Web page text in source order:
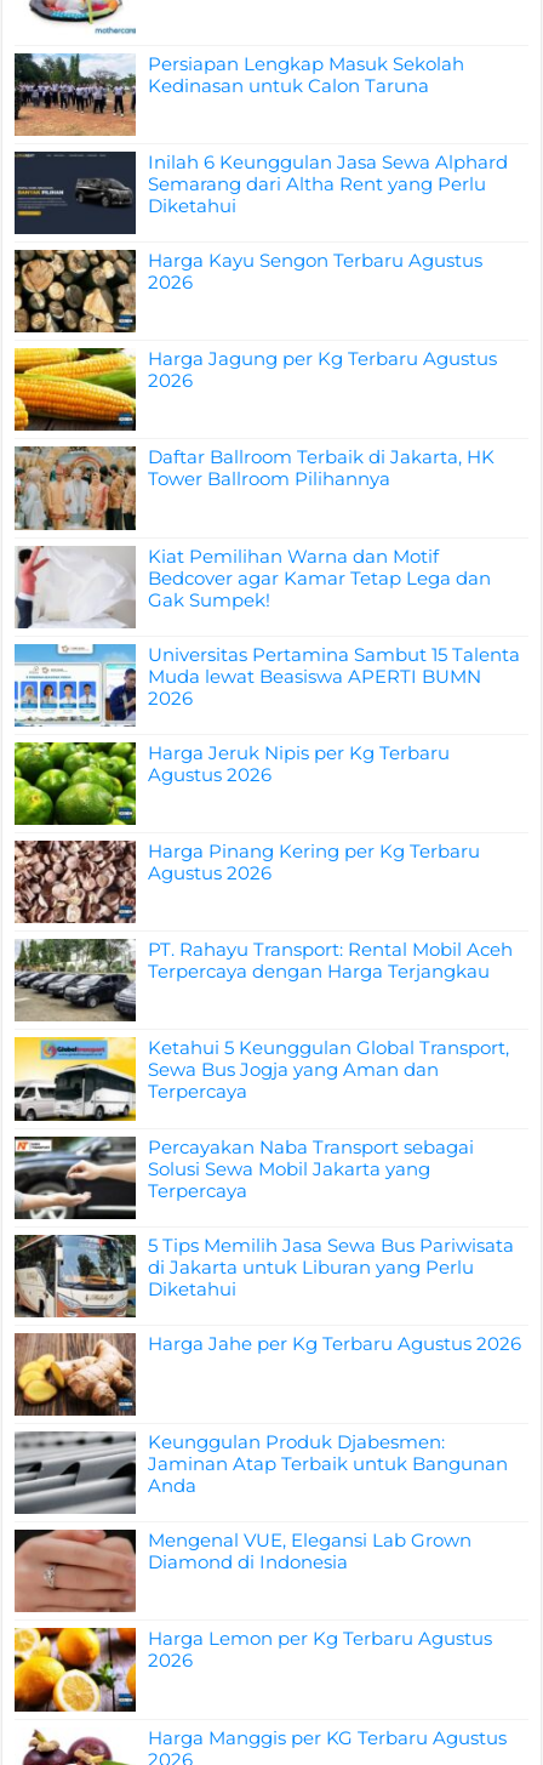
Persiapan Lengkap Masuk Sekolah
Kedinasan untuk Calon Taruna
Inilah 6 Keunggulan Jasa Sewa Alphard
Semarang dari Altha Rent yang Perlu
Diketahui
Harga Kayu Sengon Terbaru Agustus
2026
Harga Jagung per Kg Terbaru Agustus
2026
Daftar Ballroom Terbaik di Jakarta, HK
Tower Ballroom Pilihannya
Kiat Pemilihan Warna dan Motif
Bedcover agar Kamar Tetap Lega dan
Gak Sumpek!
Universitas Pertamina Sambut 15 Talenta
Muda lewat Beasiswa APERTI BUMN
2026
Harga Jeruk Nipis per Kg Terbaru
Agustus 2026
Harga Pinang Kering per Kg Terbaru
Agustus 2026
PT. Rahayu Transport: Rental Mobil Aceh
Terpercaya dengan Harga Terjangkau
Ketahui 5 Keunggulan Global Transport,
Sewa Bus Jogja yang Aman dan
Terpercaya
Percayakan Naba Transport sebagai
Solusi Sewa Mobil Jakarta yang
Terpercaya
5 Tips Memilih Jasa Sewa Bus Pariwisata
di Jakarta untuk Liburan yang Perlu
Diketahui
Harga Jahe per Kg Terbaru Agustus 2026
Keunggulan Produk Djabesmen:
Jaminan Atap Terbaik untuk Bangunan
Anda
Mengenal VUE, Elegansi Lab Grown
Diamond di Indonesia
Harga Lemon per Kg Terbaru Agustus
2026
Harga Manggis per KG Terbaru Agustus
2026